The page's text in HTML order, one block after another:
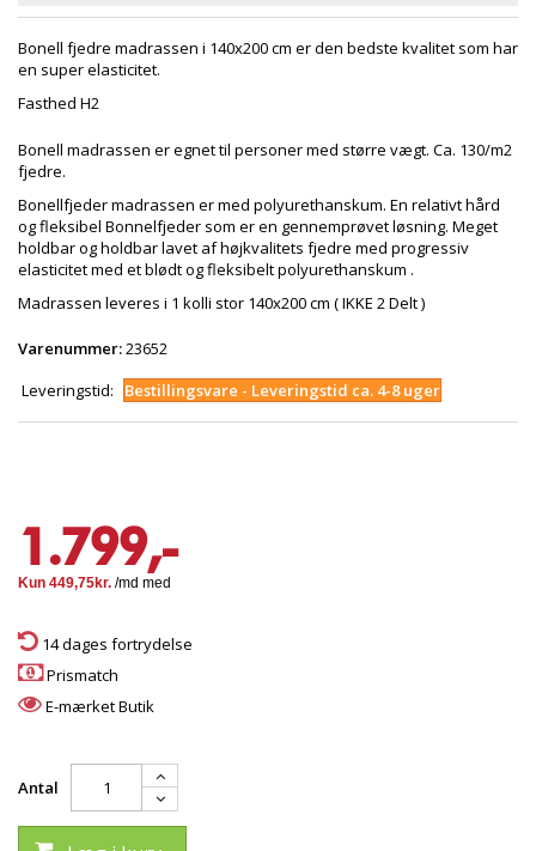
Bonell fjedre madrassen i 140x200 cm er den bedste kvalitet som har
en super elasticitet.
Fasthed H2
Bonell madrassen er egnet til personer med større vægt. Ca. 130/m2
fjedre.
Bonellfjeder madrassen er med polyurethanskum. En relativt hård
og fleksibel Bonnelfjeder som er en gennemprøvet løsning. Meget
holdbar og holdbar lavet af højkvalitets fjedre med progressiv
elasticitet med et blødt og fleksibelt polyurethanskum .
Madrassen leveres i 1 kolli stor 140x200 cm ( IKKE 2 Delt )
Varenummer:23652
Leveringstid:
Bestillingsvare - Leveringstid ca. 4-8 uger
1.799,-
14 dages fortrydelse
Prismatch
E-mærket Butik
Antal